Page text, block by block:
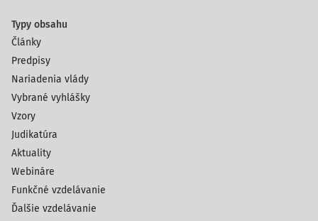
Typy obsahu
Články
Predpisy
Nariadenia vlády
Vybrané vyhlášky
Vzory
Judikatúra
Aktuality
Webináre
Funkčné vzdelávanie
Ďalšie vzdelávanie